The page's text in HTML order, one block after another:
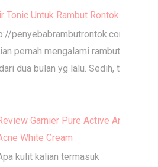
Tonic Untuk Rambut Rontok
penyebabrambutrontok.com
pernah mengalami rambut
dua bulan yg lalu. Sedih, takut
Garnier Pure Active Anti
White Cream
kulit kalian termasuk